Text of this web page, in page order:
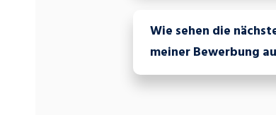
Wie sehen die
meiner Bewerbung